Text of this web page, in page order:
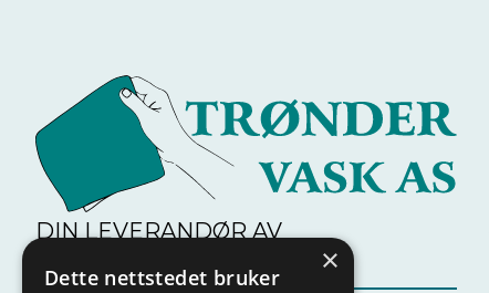
DIN LEVERANDØR AV
RENHOLDSTJENESTER
×
Dette nettstedet bruker